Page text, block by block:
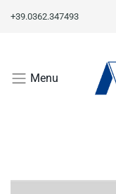
+39.0362.347493
Menu